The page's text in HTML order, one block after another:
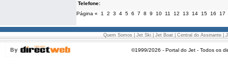
Telefone:
Página « 1 2 3 4 5 6 7 8 9 10 11 12 13 14 15 16 17
Quem Somos Jet Ski Jet Boat Central do Assinante
©1999/2026 - Portal do Jet - Todos os